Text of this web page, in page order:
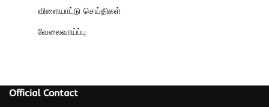
விளையாட்டு செய்திகள்
வேலைவாய்ப்பு
Official Contact